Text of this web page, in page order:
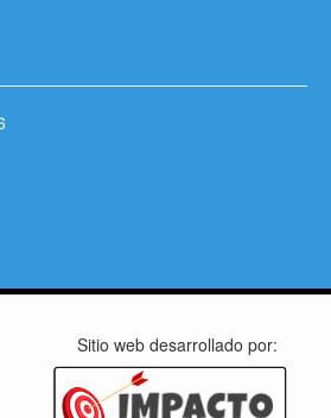
Sitio web desarrollado por: